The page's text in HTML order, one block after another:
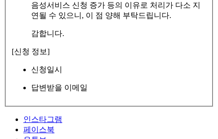
음성서비스 신청 증가 등의 이유로 처리가 다소 지
연될 수 있으니, 이 점 양해 부탁드립니다.
감합니다.
[신청 정보]
신청일시
답변받을 이메일
인스타그램
페이스북